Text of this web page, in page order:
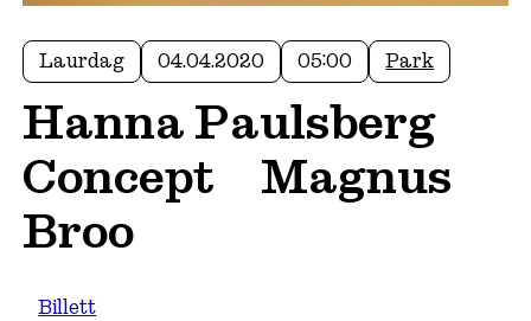
Laurdag 04.04.2020 05:00 Park
Hanna Paulsberg
Concept + Magnus
Broo
Billett